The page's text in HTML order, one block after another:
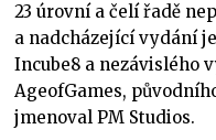
23 úrovní a čelí řadě
a nadcházející vydání
Incube8 a nezávislého
AgeofGames,
jmenoval PM Studios.